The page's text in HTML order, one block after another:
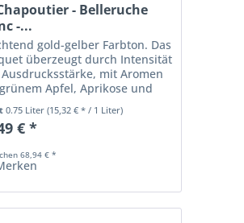
- Belleruche
-...
gold-gelber Farbton. Das
überzeugt durch Intensität
mit Aromen
Apfel, Aprikose und
die von feinem Blütenduft
werden. Am Gaumen
und elegant, mit feinen
0.75 Liter (15,32 € * / 1 Liter)
€ *
68,94 € *